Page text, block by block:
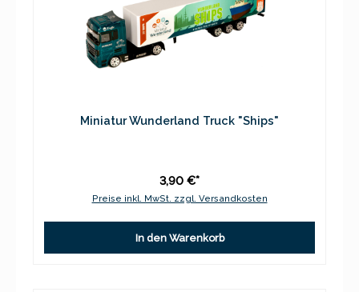
Miniatur Wunderland Truck "Ships"
3,90 €*
Preise inkl. MwSt. zzgl. Versandkosten
In den Warenkorb